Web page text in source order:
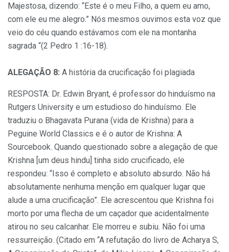
Majestosa, dizendo: “Este é o meu Filho, a quem eu amo,
com ele eu me alegro.” Nós mesmos ouvimos esta voz que
veio do céu quando estávamos com ele na montanha
sagrada “(2 Pedro 1 :16-18).
ALEGAÇÃO 8: A história da crucificação foi plagiada
RESPOSTA: Dr. Edwin Bryant, é professor do hinduísmo na
Rutgers University e um estudioso do hinduísmo. Ele
traduziu o Bhagavata Purana (vida de Krishna) para a
Peguine World Classics e é o autor de Krishna: A
Sourcebook. Quando questionado sobre a alegação de que
Krishna [um deus hindu] tinha sido crucificado, ele
respondeu: “Isso é completo e absoluto absurdo. Não há
absolutamente nenhuma menção em qualquer lugar que
alude a uma crucificação”. Ele acrescentou que Krishna foi
morto por uma flecha de um caçador que acidentalmente
atirou no seu calcanhar. Ele morreu e subiu. Não foi uma
ressurreição. (Citado em “A refutação do livro de Acharya S,